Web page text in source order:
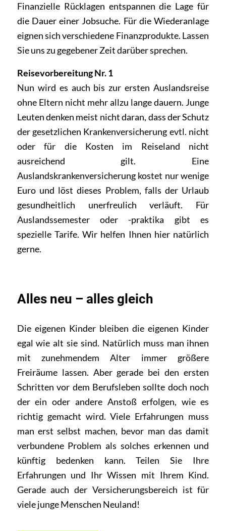
Finanzielle Rücklagen entspannen die Lage für
die Dauer einer Jobsuche. Für die Wiederanlage
eignen sich verschiedene Finanzprodukte. Lassen
Sie uns zu gegebener Zeit darüber sprechen.
Reisevorbereitung Nr. 1
Nun wird es auch bis zur ersten Auslandsreise
ohne Eltern nicht mehr allzu lange dauern. Junge
Leuten denken meist nicht daran, dass der Schutz
der gesetzlichen Krankenversicherung evtl. nicht
oder für die Kosten im Reiseland nicht
ausreichend gilt. Eine
Auslandskrankenversicherung kostet nur wenige
Euro und löst dieses Problem, falls der Urlaub
gesundheitlich unerfreulich verläuft. Für
Auslandssemester oder -praktika gibt es
spezielle Tarife. Wir helfen Ihnen hier natürlich
gerne.
Alles neu – alles gleich
Die eigenen Kinder bleiben die eigenen Kinder
egal wie alt sie sind. Natürlich muss man ihnen
mit zunehmendem Alter immer größere
Freiräume lassen. Aber gerade bei den ersten
Schritten vor dem Berufsleben sollte doch noch
der ein oder andere Anstoß erfolgen, wie es
richtig gemacht wird. Viele Erfahrungen muss
man erst selbst machen, bevor man das damit
verbundene Problem als solches erkennen und
künftig bedenken kann. Teilen Sie Ihre
Erfahrungen und Ihr Wissen mit Ihrem Kind.
Gerade auch der Versicherungsbereich ist für
viele junge Menschen Neuland!